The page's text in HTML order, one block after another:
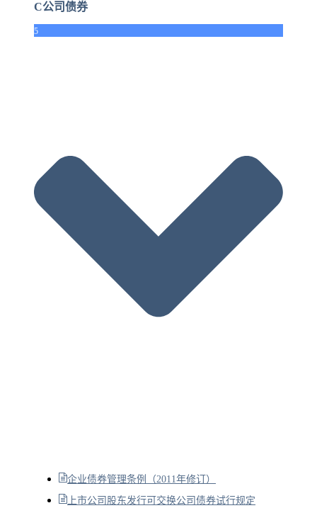
C公司债券
5
企业债券管理条例（2011年修订）
上市公司股东发行可交换公司债券试行规定